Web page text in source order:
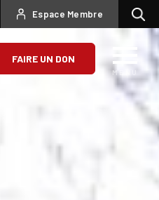
USER
ACCOUNT
MENU
Espace Membre
FAIRE UN DON
MENU